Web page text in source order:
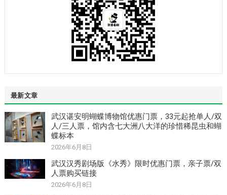
最新文章
武汉谌安明蝴蝶博物馆优惠门票，33元起抢单人/双
人/三人票，馆内含七大洲八大洋的珍惜稀昆虫和蝴
蝶标本
2026年6月8日
武汉汉秀剧场版《水秀》限时优惠门票，亲子票/双
人票购买链接
2026年6月8日